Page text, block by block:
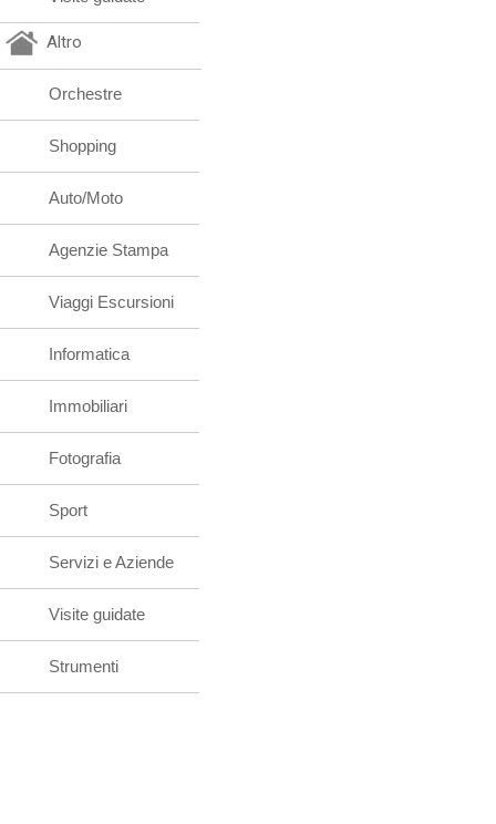
Altro
Orchestre
Shopping
Auto/Moto
Agenzie Stampa
Viaggi Escursioni
Informatica
Immobiliari
Fotografia
Sport
Servizi e Aziende
Visite guidate
Strumenti